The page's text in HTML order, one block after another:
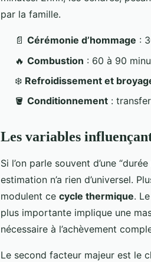
par la famille.
📄 Cérémonie d’hommage :
🔥 Combustion : 60 à 90
❄️ Refroidissement et
🪣 Conditionnement :
Les variables
Si l’on parle souvent d’une
estimation n’a rien d’universel.
modulent ce cycle thermique.
plus importante implique une
nécessaire à l’achèvement
Le second facteur majeur est le